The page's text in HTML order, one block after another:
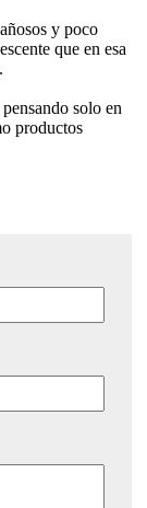
y poco
que en esa
solo en
productos